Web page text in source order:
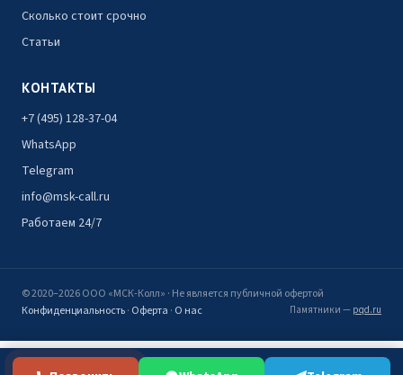
Сколько стоит срочно
Статьи
КОНТАКТЫ
+7 (495) 128-37-04
WhatsApp
Telegram
info@msk-call.ru
Работаем 24/7
© 2020–2026 ООО «МСК-Колл» · Не является публичной офертой
Конфиденциальность· Оферта · О нас Памятники — pqd.ru